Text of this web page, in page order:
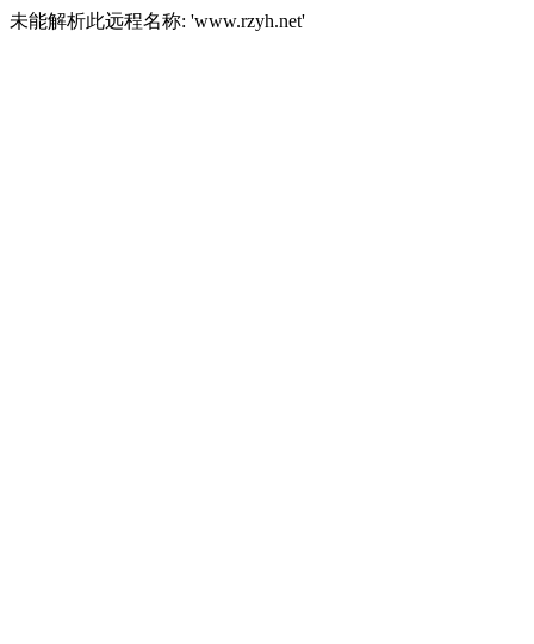
未能解析此远程名称: 'www.rzyh.net'